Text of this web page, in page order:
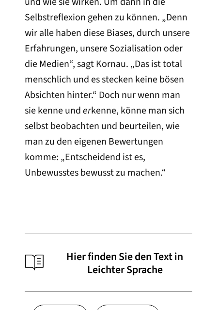
Selbstreflexion gehen zu können. „Denn
wir alle haben diese Biases, durch unsere
Erfahrungen, unsere Sozialisation oder
die Medien“, sagt Kornau. „Das ist total
menschlich und es stecken keine bösen
Absichten hinter.“ Doch nur wenn man
sie kenne underkenne, könne man sich
selbst beobachten und beurteilen, wie
man zu den eigenen Bewertungen
komme: „Entscheidend ist es,
Unbewusstes bewusst zu machen.“
Hier finden Sie den Text in
Leichter Sprache